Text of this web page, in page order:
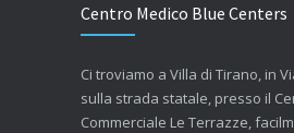
Centro Medico Blue Centers
Ci troviamo a Villa di Tirano, in
sulla strada statale, presso il
Commerciale Le Terrazze,